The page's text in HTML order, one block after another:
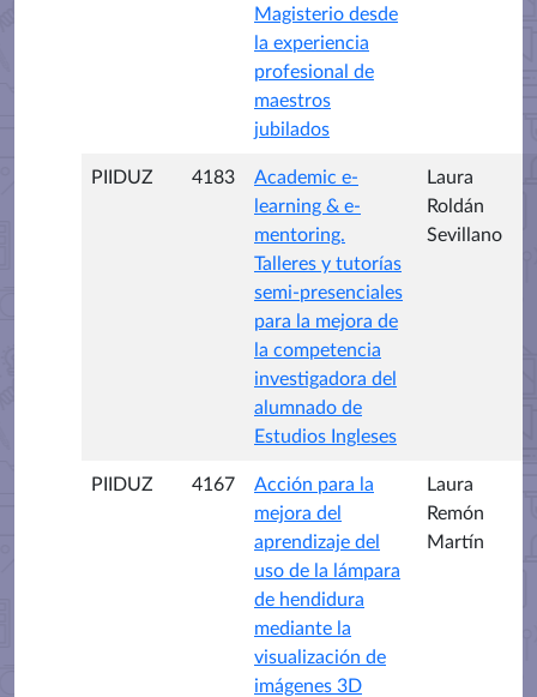
Magisterio desde
la experiencia
profesional de
maestros
jubilados
PIIDUZ 4183
Academic e-
learning & e-
mentoring.
Talleres y tutorías
semi-presenciales
para la mejora de
la competencia
investigadora del
alumnado de
Estudios Ingleses
Laura
Roldán
Sevillano
PIIDUZ 4167
Acción para la
mejora del
aprendizaje del
uso de la lámpara
de hendidura
mediante la
visualización de
imágenes 3D
Laura
Remón
Martín